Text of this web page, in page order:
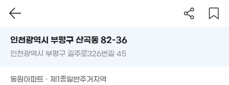
6.73억
필터 매물 탐색
인천시 부평구 산곡동 82-36
준공 1989년 · 6가구 / 347세대 / 5호 · 10F/B1
인천광역시 부평구 산곡동 82-36
인천광역시 부평구 길주로326번길 45
동원아파트 · 제1종일반주거지역